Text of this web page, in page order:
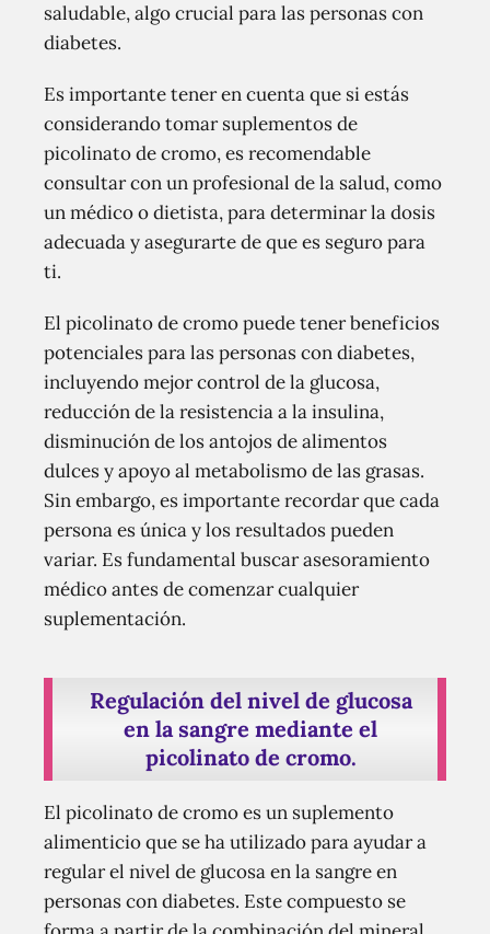
saludable, algo crucial para las personas con
diabetes.
Es importante tener en cuenta que si estás
considerando tomar suplementos de
picolinato de cromo, es recomendable
consultar con un profesional de la salud, como
un médico o dietista, para determinar la dosis
adecuada y asegurarte de que es seguro para
ti.
El picolinato de cromo puede tener beneficios
potenciales para las personas con diabetes,
incluyendo mejor control de la glucosa,
reducción de la resistencia a la insulina,
disminución de los antojos de alimentos
dulces y apoyo al metabolismo de las grasas.
Sin embargo, es importante recordar que cada
persona es única y los resultados pueden
variar. Es fundamental buscar asesoramiento
médico antes de comenzar cualquier
suplementación.
Regulación del nivel de glucosa
en la sangre mediante el
picolinato de cromo.
El picolinato de cromo es un suplemento
alimenticio que se ha utilizado para ayudar a
regular el nivel de glucosa en la sangre en
personas con diabetes. Este compuesto se